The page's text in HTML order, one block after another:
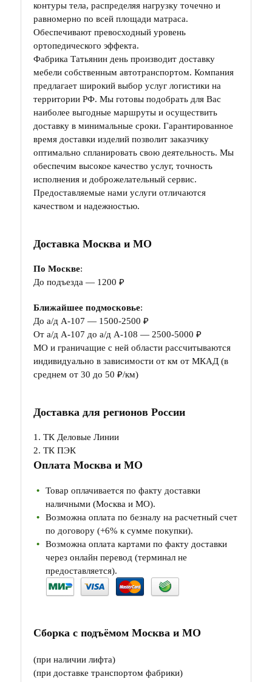
контуры тела, распределяя нагрузку точечно и
равномерно по всей площади матраса.
Обеспечивают превосходный уровень
ортопедического эффекта.
Фабрика Татьянин день производит доставку
мебели собственным автотранспортом. Компания
предлагает широкий выбор услуг логистики на
территории РФ. Мы готовы подобрать для Вас
наиболее выгодные маршруты и осуществить
доставку в минимальные сроки. Гарантированное
время доставки изделий позволит заказчику
оптимально спланировать свою деятельность. Мы
обеспечим высокое качество услуг, точность
исполнения и доброжелательный сервис.
Предоставляемые нами услуги отличаются
качеством и надежностью.
Доставка Москва и МО
По Москве:
До подъезда — 1200 ₽
Ближайшее подмосковье:
До а/д А-107 — 1500-2500 ₽
От а/д А-107 до а/д А-108 — 2500-5000 ₽
МО и граничащие с ней области рассчитываются
индивидуально в зависимости от км от МКАД (в
среднем от 30 до 50 ₽/км)
Доставка для регионов России
1. ТК Деловые Линии
2. ТК ПЭК
Оплата Москва и МО
Товар оплачивается по факту доставки
наличными (Москва и МО).
Возможна оплата по безналу на расчетный счет
по договору (+6% к сумме покупки).
Возможна оплата картами по факту доставки
через онлайн перевод (терминал не
предоставляется).
Сборка с подъёмом Москва и МО
(при наличии лифта)
(при доставке транспортом фабрики)